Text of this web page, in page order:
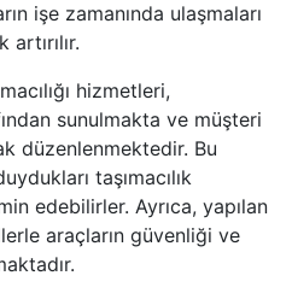
işe zamanında ulaşmaları
hizmetleri,
sunulmakta ve müşteri
düzenlenmektedir. Bu
taşımacılık
edebilirler. Ayrıca, yapılan
araçların güvenliği ve